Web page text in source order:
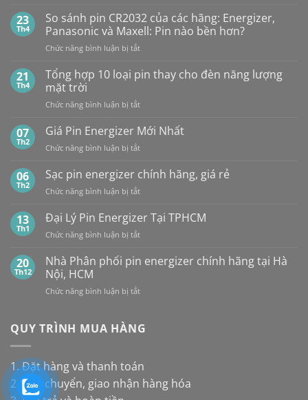
Vỉ
10
Viên
PHÂN
PHỐI,
ĐẠI
LÝ
SỈ
TẠI
NỘI
TÍN,
CHIẾT
CAO,
HÀNG
CHÍNH
23
Th4
So sánh pin CR2032 của các hãng: Energizer,
Panasonic và Maxell: Pin nào bền hơn?
Chức năng bình luận bị tắtở
sánh
của
hãng:
Panasonic
Maxell:
Pin
bền
hơn?
21
Th4
Tổng hợp 10 loại pin thay cho đèn năng lượng
mặt trời
Chức năng bình luận bị tắtở
hợp
loại
thay
đèn
lượng
mặt
07
Th2
Giá Pin Energizer Mới Nhất
Chức năng bình luận bị tắtở
Pin
Mới
06
Th2
Sạc pin energizer chính hãng, giá rẻ
Chức năng bình luận bị tắtở
pin
energizer
chính
giá
13
Th1
Đại Lý Pin Energizer Tại TPHCM
Chức năng bình luận bị tắtở
Lý
Tại
20
Th12
Nhà Phân phối pin energizer chính hãng tại Hà
Nội, HCM
Chức năng bình luận bị tắtở
phối
hãng
tại
QUY TRÌNH MUA HÀNG
1. Đặt hàng và thanh toán
2. Vận chuyển, giao nhận hàng hóa